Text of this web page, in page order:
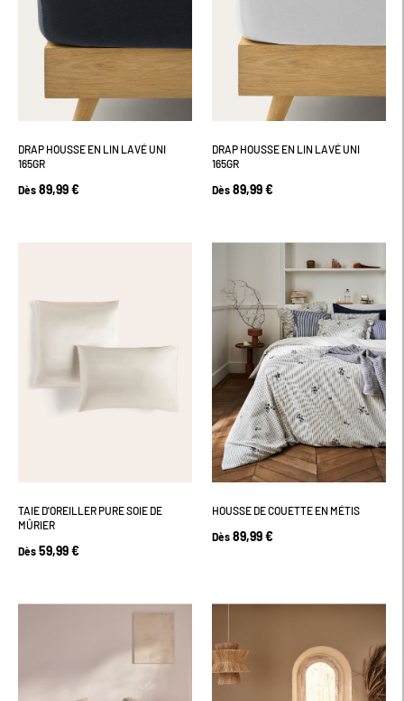
DRAP HOUSSE EN LIN LAVÉ UNI
165GR
Dès 89,99 €
DRAP HOUSSE EN LIN LAVÉ UNI
165GR
Dès 89,99 €
TAIE D'OREILLER PURE SOIE DE
MÛRIER
Dès 59,99 €
HOUSSE DE COUETTE EN MÉTIS
Dès 89,99 €